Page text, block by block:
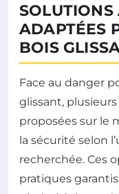
ADAPTÉES
BOIS
Face au danger
glissant,
proposées sur le
la sécurité selon
recherchée. Ces
pratiques